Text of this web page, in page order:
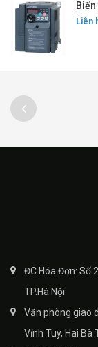
Liên
ĐC Hóa Đơn: Số
TP.Hà Nội.
Văn phòng giao
Vĩnh Tuy, Hai Bà